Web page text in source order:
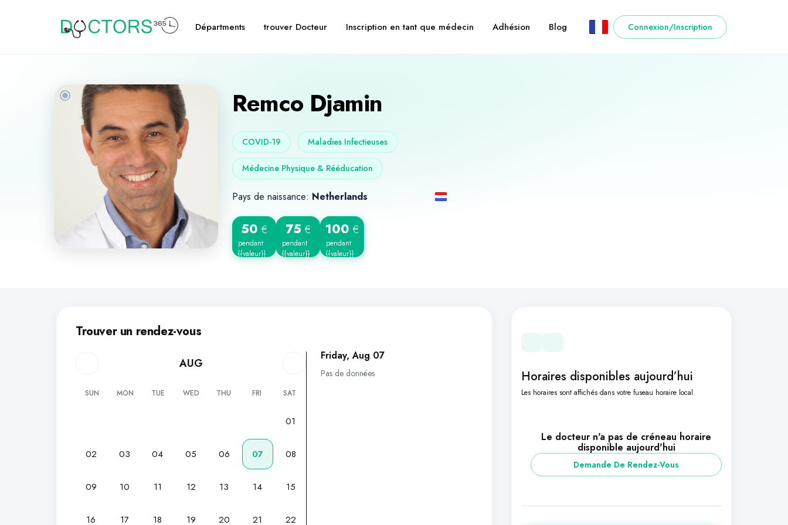
Départments trouver Docteur Inscription en tant que médecin Adhésion Blog Connexion/Inscription
Remco Djamin
COVID-19 Maladies Infectieuses
Médecine Physique & Rééducation
Pays de naissance: Netherlands
50 €
pendant
{{valeur}}
min
75 €
pendant
{{valeur}}
min
100 €
pendant
{{valeur}}
min
Trouver un rendez-vous
AUG
SUN MON TUE WED THU FRI SAT
01
02 03 04 05 06 07 08
09 10 11 12 13 14 15
16 17 18 19 20 21 22
Friday, Aug 07
Pas de données Horaires disponibles aujourd’hui
Les horaires sont affichés dans votre fuseau horaire local.
Le docteur n'a pas de créneau horaire
disponible aujourd'hui
Demande De Rendez-Vous